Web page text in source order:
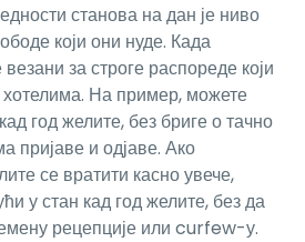
станова на дан је ниво
који они нуде. Када
за строге распореде који
хотелима. На пример, можете
год желите, без бриге о тачно
пријаве и одјаве. Ако
се вратити касно увече,
у стан кад год желите, без да
рецепције или curfew-у.